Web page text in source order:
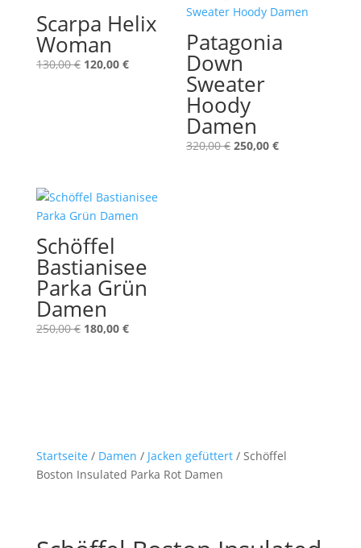
Scarpa Helix
Woman
130,00€ Ursprünglicher
120,00 €Aktueller
Patagonia
Down
Sweater
Hoody
Damen
320,00€ Ursprünglicher
250,00€Aktueller
Schöffel
Bastianisee
Parka Grün
Damen
250,00€ Ursprünglicher
180,00 €Aktueller
Startseite / Damen / Jacken gefüttert/ Schöffel
Boston Insulated Parka Rot Damen